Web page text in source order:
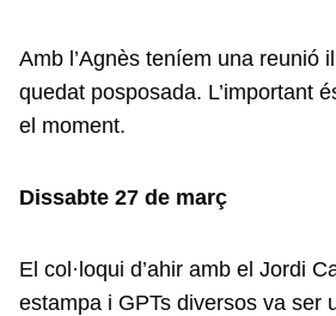
Amb l’Agnès teníem una reunió
quedat posposada. L’important
el moment.
Dissabte 27 de març
El col·loqui d’ahir amb el Jordi
estampa i GPTs diversos va ser